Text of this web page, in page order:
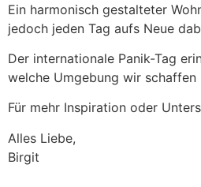
Ein harmonisch gestalteter
jedoch jeden Tag aufs Neue
Der internationale Panik-Tag
welche Umgebung wir
Für mehr Inspiration oder
Alles Liebe,
Birgit